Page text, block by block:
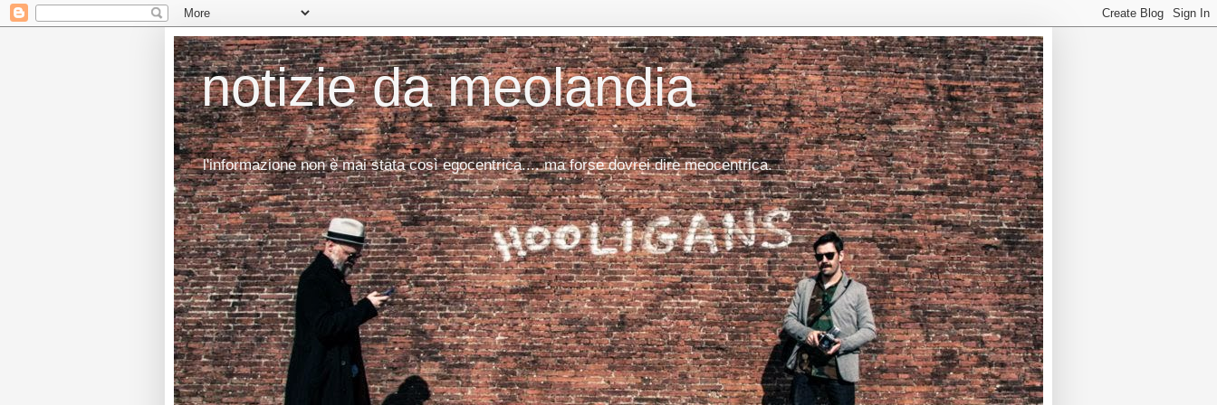
notizie da meolandia
l'informazione non è mai stata così egocentrica.... ma forse dovrei dire meocentrica.